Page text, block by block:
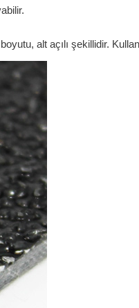
alt açılı şekillidir.